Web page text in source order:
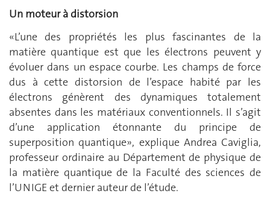
Un moteur à distorsion
«L’une des propriétés les plus fascinantes de la
matière quantique est que les électrons peuvent y
évoluer dans un espace courbe. Les champs de force
dus à cette distorsion de l’espace habité par les
électrons génèrent des dynamiques totalement
absentes dans les matériaux conventionnels. Il s’agit
d’une application étonnante du principe de
superposition quantique», explique Andrea Caviglia,
professeur ordinaire au Département de physique de
la matière quantique de la Faculté des sciences de
l’UNIGE et dernier auteur de l’étude.